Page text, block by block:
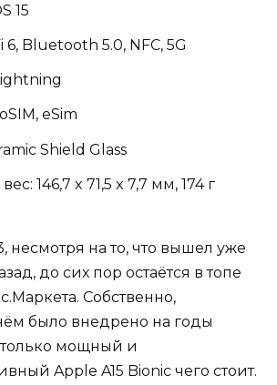
15
6, Bluetooth 5.0, NFC, 5G
eSim
Shield Glass
146,7 x 71,5 x 7,7 мм, 174 г
несмотря на то, что вышел уже
до сих пор остаётся в топе
Собственно,
было внедрено на годы
мощный и
Apple A15 Bionic чего стоит.